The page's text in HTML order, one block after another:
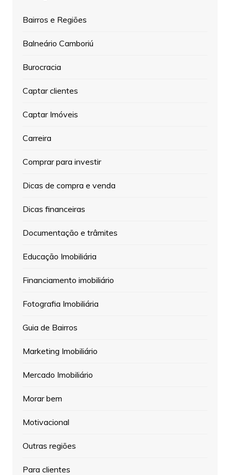
Bairros e Regiões
Balneário Camboriú
Burocracia
Captar clientes
Captar Imóveis
Carreira
Comprar para investir
Dicas de compra e venda
Dicas financeiras
Documentação e trâmites
Educação Imobiliária
Financiamento imobiliário
Fotografia Imobiliária
Guia de Bairros
Marketing Imobiliário
Mercado Imobiliário
Morar bem
Motivacional
Outras regiões
Para clientes